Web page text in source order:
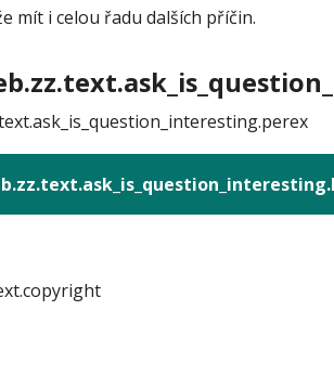
mít i celou řadu dalších příčin.